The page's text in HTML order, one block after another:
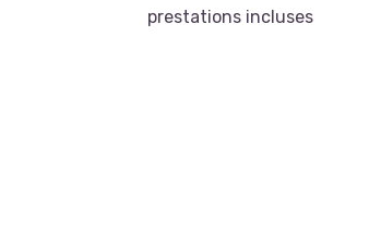
prestations incluses